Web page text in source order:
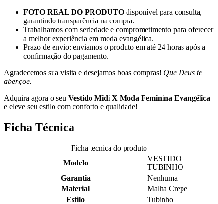
FOTO REAL DO PRODUTO disponível para consulta,
garantindo transparência na compra.
Trabalhamos com seriedade e comprometimento para oferecer
a melhor experiência em moda evangélica.
Prazo de envio: enviamos o produto em até 24 horas após a
confirmação do pagamento.
Agradecemos sua visita e desejamos boas compras! Que Deus te
abençoe.
Adquira agora o seu Vestido Midi X Moda Feminina Evangélica
e eleve seu estilo com conforto e qualidade!
Ficha Técnica
Ficha tecnica do produto
Modelo
VESTIDO
TUBINHO
Garantia
Nenhuma
Material
Malha Crepe
Estilo
Tubinho